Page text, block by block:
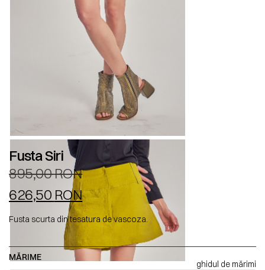
Fusta Siri
895,00RON
626,50 RON
Fusta scurta din tesatura de vascoza.
MĂRIME
ghidul de mărimi